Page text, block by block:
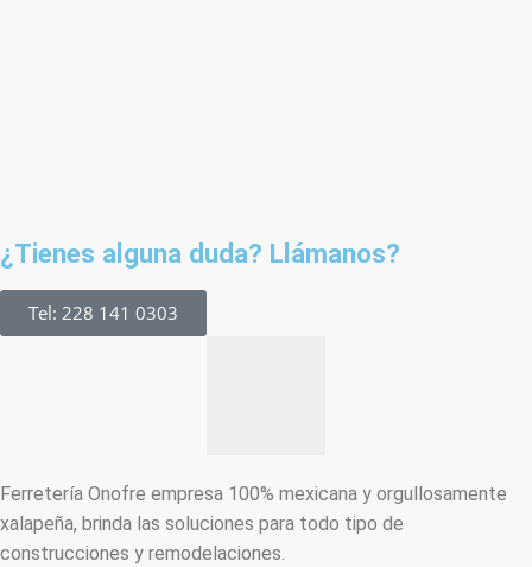
¿Tienes alguna duda? Llámanos?
Tel: 228 141 0303
Ferretería Onofre empresa 100% mexicana y orgullosamente
xalapeña, brinda las soluciones para todo tipo de
construcciones y remodelaciones.